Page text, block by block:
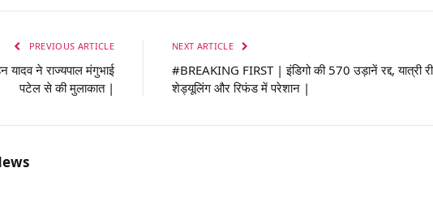
PREVIOUS ARTICLE
ने राज्यपाल मंगुभाई
पटेल से की मुलाकात |
NEXT ARTICLE
#BREAKING FIRST | इंडिगो की 570 उड़ानें रद्द, यात्री
शेड्यूलिंग और रिफंड में परेशान |